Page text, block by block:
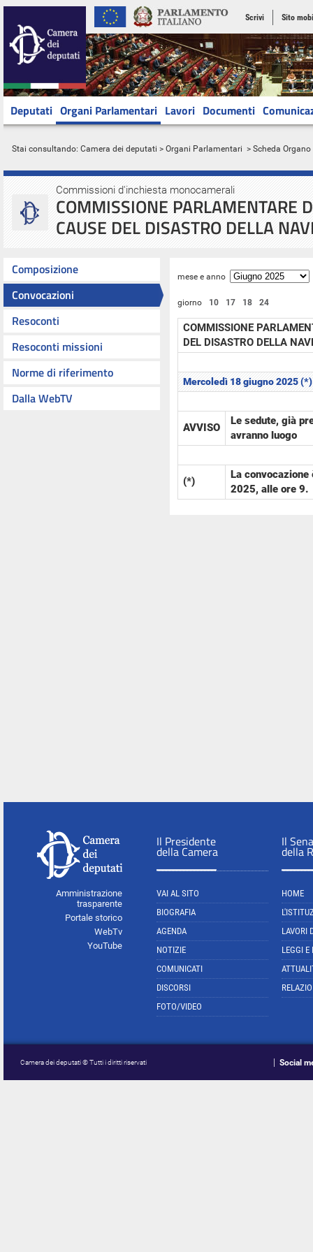
Scrivi Sito
Deputati Organi Parlamentari Lavori Documenti
Stai consultando: Camera dei deputati > Organi Parlamentari > Scheda Organo
Commissioni d'inchiesta monocamerali
COMMISSIONE PARLAMENTARE
CAUSE DEL DISASTRO DELLA
Composizione
Convocazioni
Resoconti
Resoconti missioni
Norme di riferimento
Dalla WebTV
mese e anno
giorno 10 17 18 24
COMMISSIONE
DEL DISASTRO DELLA
Mercoledì 18 giugno 2025 (*)
AVVISO
Le sedute, già
avranno luogo
(*)
La
2025, alle ore 9.
Amministrazione
trasparente
Portale storico
WebTv
YouTube
Il Presidente
della Camera
VAI AL SITO
BIOGRAFIA
AGENDA
NOTIZIE
COMUNICATI
DISCORSI
FOTO/VIDEO
Il
della
HOME
LAVORI
LEGGI E
Camera dei deputati © Tutti i diritti riservati Social